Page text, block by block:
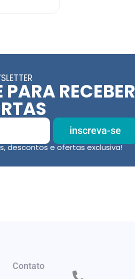
RECEBER
inscreva-se
descontos e ofertas exclusiva!
Contato